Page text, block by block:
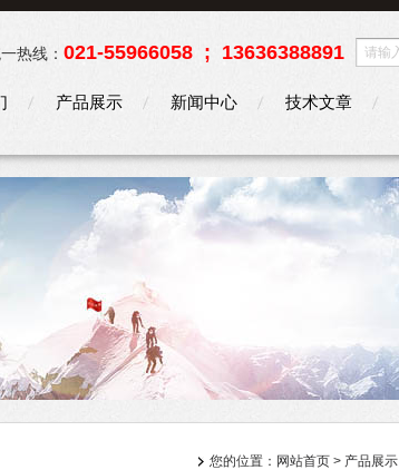
热线： 021-55966058 ; 13636388891
产品展示 新闻中心 技术文章
您的位置： 网站首页 > 产品展示